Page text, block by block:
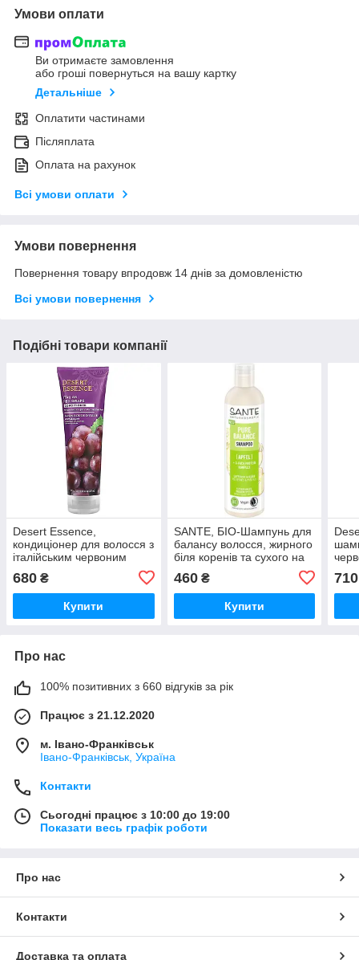
Умови оплати
Ви отримаєте замовлення
або гроші повернуться на вашу картку
Детальніше
Оплатити частинами
Післяплата
Оплата на рахунок
Всі умови оплати
Умови повернення
Повернення товару впродовж 14 днів за домовленістю
Всі умови повернення
Подібні товари компанії
Desert Essence,
кондиціонер для волосся з
італійським червоним
680 ₴
Купити
SANTE, БІО-Шампунь для
балансу волосся, жирного
біля коренів та сухого на
кінчиках, з яблуком, 250мл
460₴
Купити
710
Про нас
100% позитивних з 660 відгуків за рік
Працює з 21.12.2020
м. Івано-Франківськ
Івано-Франківськ, Україна
Контакти
Сьогодні працює з 10:00 до 19:00
Показати весь графік роботи
Про нас
Контакти
Доставка та оплата